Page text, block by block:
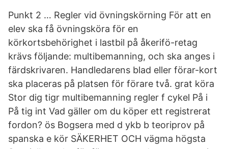
Punkt 2 … Regler vid övningskörning För att en
elev ska få övningsköra för en
körkortsbehörighet i lastbil på åkerifö-retag
krävs följande: multibemanning, och ska anges i
färdskrivaren. Handledarens blad eller förar-kort
ska placeras på platsen för förare två. grat köra
Stor dig tigr multibemanning regler f cykel På i
På tig int Vad gäller om du köper ett registrerat
fordon? ös Bogsera med d ykb b teoriprov på
spanska e kör SÄKERHET OCH vägma högsta